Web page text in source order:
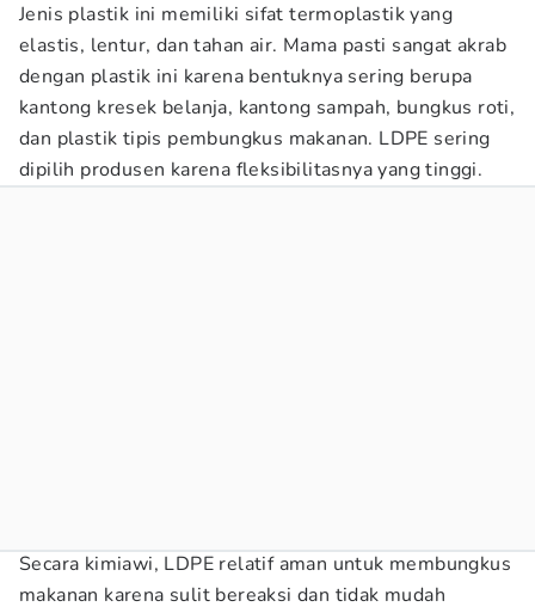
Jenis plastik ini memiliki sifat termoplastik yang
elastis, lentur, dan tahan air. Mama pasti sangat akrab
dengan plastik ini karena bentuknya sering berupa
kantong kresek belanja, kantong sampah, bungkus roti,
dan plastik tipis pembungkus makanan. LDPE sering
dipilih produsen karena fleksibilitasnya yang tinggi.
Secara kimiawi, LDPE relatif aman untuk membungkus
makanan karena sulit bereaksi dan tidak mudah